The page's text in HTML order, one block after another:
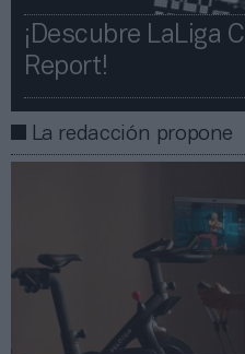
¡Descubre LaLiga
Report!​​
La redacción propone